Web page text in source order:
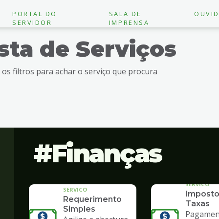
PORTAL DO
SERVIDOR
SALA DE
IMPRENSA
de Serviços
os filtros para achar o serviço que procura
Finanças
SERVICO
Requerimento
Simples
SERVICO
Taxas